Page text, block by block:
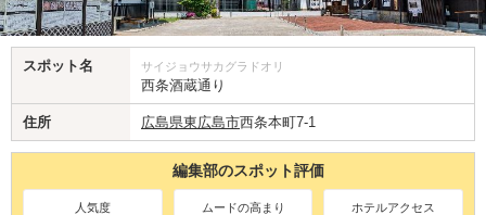
スポット名 サイジョウサカグラドオリ
西条酒蔵通り
住所 広島県東広島市西条本町7-1
編集部のスポット評価
人気度 ムードの高まり ホテルアクセス